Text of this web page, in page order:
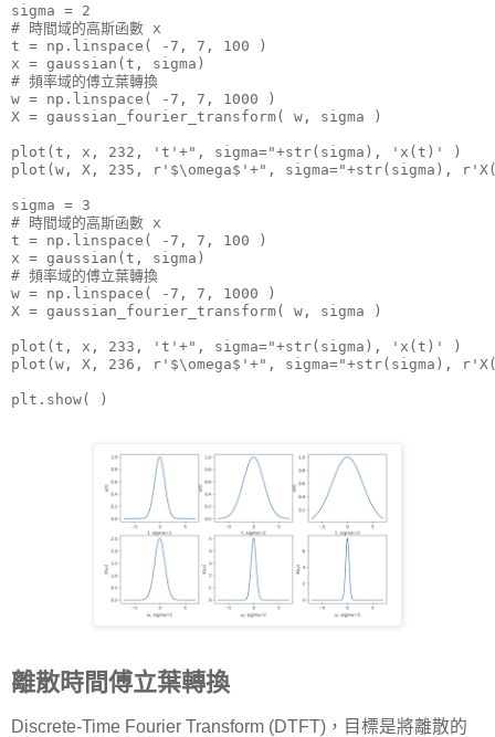
sigma = 2
# 時間域的高斯函數 x
t = np.linspace( -7, 7, 100 )
x = gaussian(t, sigma)
# 頻率域的傅立葉轉換
w = np.linspace( -7, 7, 1000 )
X = gaussian_fourier_transform( w, sigma )
plot(t, x, 232, 't'+", sigma="+str(sigma), 'x(t)' )
plot(w, X, 235, r'$\omega$'+", sigma="+str(sigma),
sigma = 3
# 時間域的高斯函數 x
t = np.linspace( -7, 7, 100 )
x = gaussian(t, sigma)
# 頻率域的傅立葉轉換
w = np.linspace( -7, 7, 1000 )
X = gaussian_fourier_transform( w, sigma )
plot(t, x, 233, 't'+", sigma="+str(sigma), 'x(t)' )
plot(w, X, 236, r'$\omega$'+", sigma="+str(sigma),
plt.show( )
離散時間傅立葉轉換
Discrete-Time Fourier Transform (DTFT)，目標是將離散的